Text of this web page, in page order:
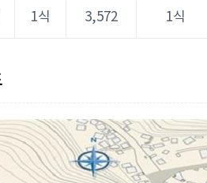
1식 3,572 1식